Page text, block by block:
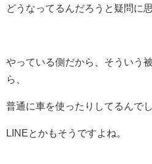
どうなってるんだろうと疑問に思
やっている側だから、そういう
ら、
普通に車を使ったりしてるんで
LINEとかもそうですよね。